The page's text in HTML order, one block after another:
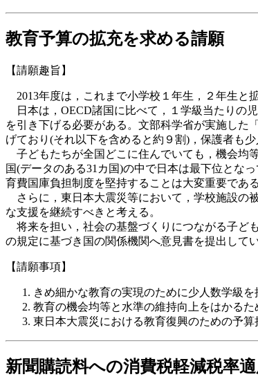
教育予算の拡充を求める請願
【請願趣旨】
2013年度は，これまで小学校１年生，２年生と
日本は，OECD諸国に比べて，１学級当たりの
を引き下げる必要がある。文部科学省が実施した
げており(それ以下を含めると約９割)，保護者も
子どもたちが全国どこに住んでいても，機会均
国(データのある31カ国)の中で日本は最下位とな
育費国庫負担制度を堅持することは大変重要である
さらに，東日本大震災等において，学校施設の
な支援を継続すべきと考える。
将来を担い，社会の基盤づくりにつながる子ど
の規定に基づき国の関係機関へ意見書を提出して
【請願事項】
きめ細かな教育の実現のために少人数学級を
教育の機会均等と水準の維持向上をはかる
東日本大震災における教育復興のための予算
新聞購読料への消費税軽減税率